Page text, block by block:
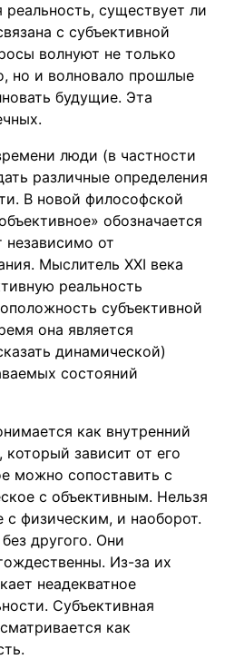
реальность, существует ли
с субъективной
волнуют не только
но и волновало прошлые
будущие. Эта
люди (в частности
различные определения
В новой философской
обозначается
независимо от
Мыслитель XXI века
реальность
субъективной
она является
динамической)
состояний
как внутренний
зависит от его
можно сопоставить с
с объективным. Нельзя
с физическим, и наоборот.
другого. Они
Из-за их
неадекватное
Субъективная
как